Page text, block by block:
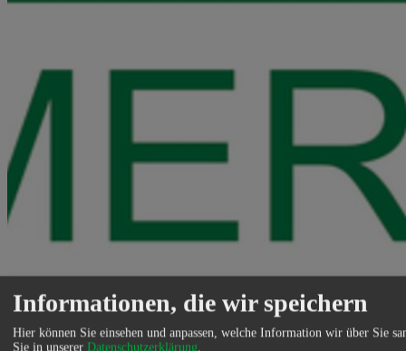
Informationen, die wir speichern
Hier können Sie einsehen und anpassen, welche Information wir über Sie
Sie in unserer Datenschutzerklärung.